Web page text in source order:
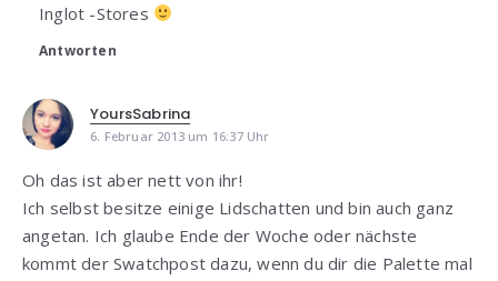
Inglot -Stores
Antworten
YoursSabrina
6. Februar 2013 um 16:37 Uhr
Oh das ist aber nett von ihr!
Ich selbst besitze einige Lidschatten und bin auch ganz
angetan. Ich glaube Ende der Woche oder nächste
kommt der Swatchpost dazu, wenn du dir die Palette mal